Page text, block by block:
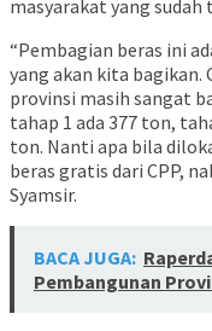
masyarakat yang
“Pembagian beras ini
yang akan kita bagikan.
provinsi masih sangat
tahap 1 ada 377 ton,
ton. Nanti apa bila
beras gratis dari CPP,
Syamsir.
BACA JUGA:
Pembangunan